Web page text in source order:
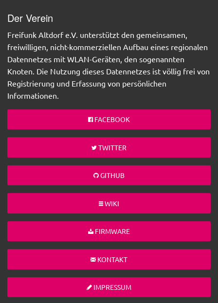
Der Verein
Freifunk Altdorf e.V. unterstützt den gemeinsamen,
freiwilligen, nicht-kommerziellen Aufbau eines regionalen
Datennetzes mit WLAN-Geräten, den sogenannten
Knoten. Die Nutzung dieses Datennetzes ist völlig frei von
Registrierung und Erfassung von persönlichen
Informationen.
FACEBOOK
TWITTER
GITHUB
WIKI
FIRMWARE
KONTAKT
IMPRESSUM